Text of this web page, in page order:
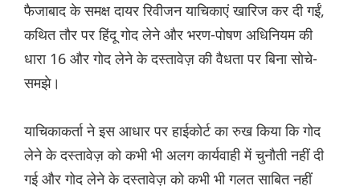
फैजाबाद के समक्ष दायर रिवीजन याचिकाएं खारिज कर दी गईं,
कथित तौर पर हिंदू गोद लेने और भरण-पोषण अधिनियम की
धारा 16 और गोद लेने के दस्तावेज़ की वैधता पर बिना सोचे-
समझे।
याचिकाकर्ता ने इस आधार पर हाईकोर्ट का रुख किया कि गोद
लेने के दस्तावेज़ को कभी भी अलग कार्यवाही में चुनौती नहीं दी
गई और गोद लेने के दस्तावेज़ को कभी भी गलत साबित नहीं